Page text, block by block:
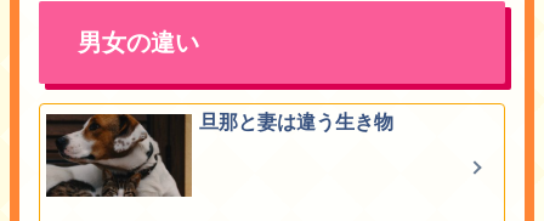
男女の違い
旦那と妻は違う生き物